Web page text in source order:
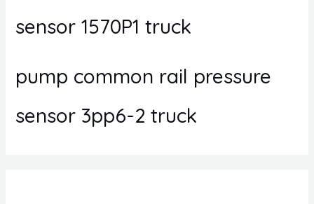
sensor 1570P1 truck
pump common rail pressure
sensor 3pp6-2 truck